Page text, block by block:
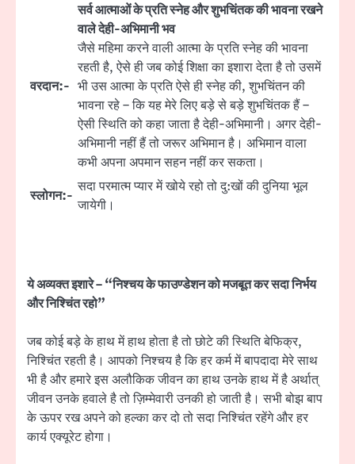
वरदान:-
सर्व आत्माओं के प्रति स्नेह और शुभचिंतक की भावना रखने
वाले देही-अभिमानी भव
जैसे महिमा करने वाली आत्मा के प्रति स्नेह की भावना
रहती है, ऐसे ही जब कोई शिक्षा का इशारा देता है तो उसमें
भी उस आत्मा के प्रति ऐसे ही स्नेह की, शुभचिंतन की
भावना रहे – कि यह मेरे लिए बड़े से बड़े शुभचिंतक हैं –
ऐसी स्थिति को कहा जाता है देही-अभिमानी। अगर देही-
अभिमानी नहीं हैं तो जरूर अभिमान है। अभिमान वाला
कभी अपना अपमान सहन नहीं कर सकता।
स्लोगन:-
सदा परमात्म प्यार में खोये रहो तो दु:खों की दुनिया भूल
जायेगी।
ये अव्यक्त इशारे – “निश्चय के फाउण्डेशन को मजबूत कर सदा निर्भय
और निश्चिंत रहो”
जब कोई बड़े के हाथ में हाथ होता है तो छोटे की स्थिति बेफिक्र,
निश्चिंत रहती है। आपको निश्चय है कि हर कर्म में बापदादा मेरे साथ
भी है और हमारे इस अलौकिक जीवन का हाथ उनके हाथ में है अर्थात्
जीवन उनके हवाले है तो ज़िम्मेवारी उनकी हो जाती है। सभी बोझ बाप
के ऊपर रख अपने को हल्का कर दो तो सदा निश्चिंत रहेंगे और हर
कार्य एक्यूरेट होगा।